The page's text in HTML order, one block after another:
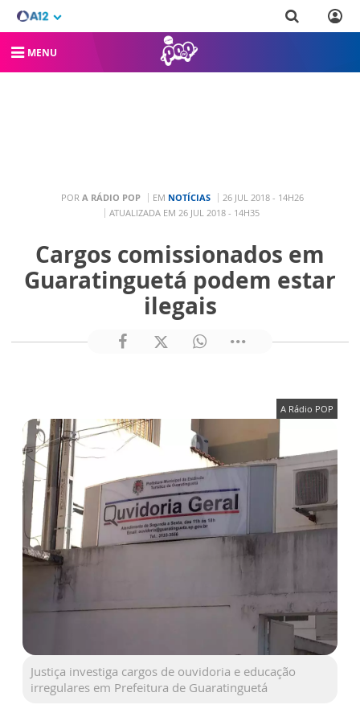
MENU
POR A RÁDIO POP EM NOTÍCIAS
26 JUL 2018 - 14H26
ATUALIZADA EM 26 JUL 2018 - 14H35
Cargos comissionados em
Guaratinguetá podem estar
ilegais
A Rádio POP
Justiça investiga cargos de ouvidoria e educação
irregulares em Prefeitura de Guaratinguetá